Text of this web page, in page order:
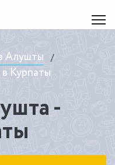
Алушты /
Курпаты
-